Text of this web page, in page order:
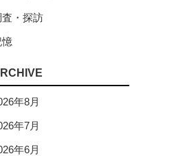
査・探訪
憶
年8月
年7月
年6月